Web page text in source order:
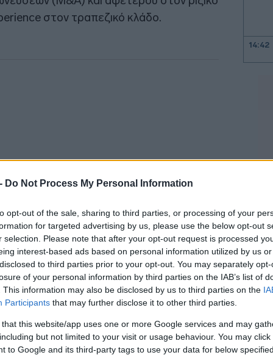
Do Not Process My Personal Information
opt-out of the sale, sharing to third parties, or processing of your
for targeted advertising by us, please use the below opt-out
selection. Please note that after your opt-out request is processed
interest-based ads based on personal information utilized by us
to third parties prior to your opt-out. You may separately
of your personal information by third parties on the IAB’s list of
This information may also be disclosed by us to third parties on the
Participants that may further disclose it to other third parties.
that this website/app uses one or more Google services and may
but not limited to your visit or usage behaviour. You may
to Google and its third-party tags to use your data for below
στον τραπεζικό κλάδο.
οΑνδρέας Κυριλής ,Senior Partner
το πάνελ με τίτλο «Private Equity
in a Reset Market». Στη συζήτηση
– οι Κωνσταντίνος Βασιλείου
Energy), Νικόλαος Χρυσανθόπουλος
(Golden Age Capital), και
& Papapolitis).
14:42
13:56
13:42
13:35